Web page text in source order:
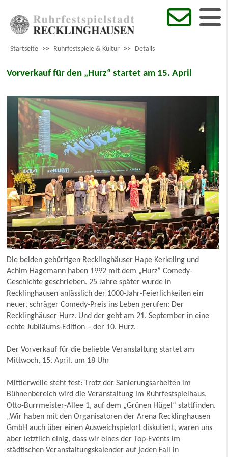
Startseite >> Ruhrfestspiele & Kultur >> Details
Vorverkauf für den „Hurz“ startet am 15. April
Die beiden gebürtigen Recklinghäuser Hape Kerkeling und
Achim Hagemann haben 1992 mit dem „Hurz” Comedy-
Geschichte geschrieben. 25 Jahre später wurde in
Recklinghausen anlässlich der 1000-Jahr-Feierlichkeiten ein
neuer, schräger Comedy-Preis ins Leben gerufen: Der
Recklinghäuser Hurz. Und der geht am 21. September in eine
echte Jubiläums-Edition – der 10. Hurz.
Der Vorverkauf für die beliebte Veranstaltung startet am
Mittwoch, 15. April, um 18 Uhr
Mittlerweile steht fest: Trotz der Sanierungsarbeiten im
Bühnenbereich wird die Veranstaltung im Ruhrfestspielhaus,
Otto-Burrmeister-Allee 1, auf dem „Grünen Hügel“ stattfinden.
„Wir haben mit den Organisatoren der Arena Recklinghausen
GmbH auch über einen Ausweichspielort diskutiert, waren uns
aber letztlich einig, dass wir eines der Top-Events im
städtischen Veranstaltungskalender auf jeden Fall in